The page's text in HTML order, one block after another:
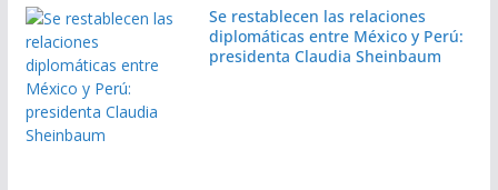
Se restablecen las relaciones
diplomáticas entre México y Perú:
presidenta Claudia Sheinbaum